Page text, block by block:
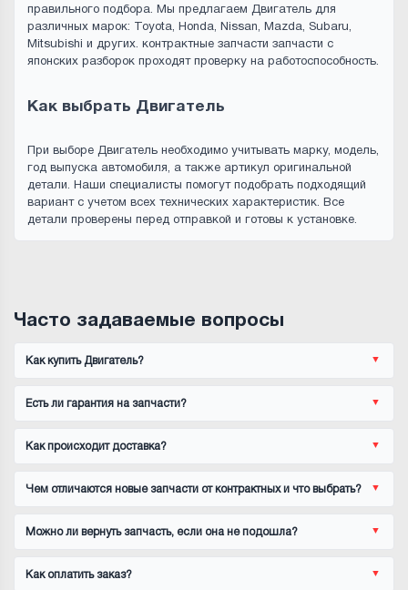
правильного подбора. Мы предлагаем Двигатель для
различных марок: Toyota, Honda, Nissan, Mazda, Subaru,
Mitsubishi и других. контрактные запчасти запчасти с
японских разборок проходят проверку на работоспособность.
Как выбрать Двигатель
При выборе Двигатель необходимо учитывать марку, модель,
год выпуска автомобиля, а также артикул оригинальной
детали. Наши специалисты помогут подобрать подходящий
вариант с учетом всех технических характеристик. Все
детали проверены перед отправкой и готовы к установке.
Часто задаваемые вопросы
Как купить Двигатель?
Есть ли гарантия на запчасти?
Как происходит доставка?
Чем отличаются новые запчасти от контрактных и что выбрать?
Можно ли вернуть запчасть, если она не подошла?
Как оплатить заказ?